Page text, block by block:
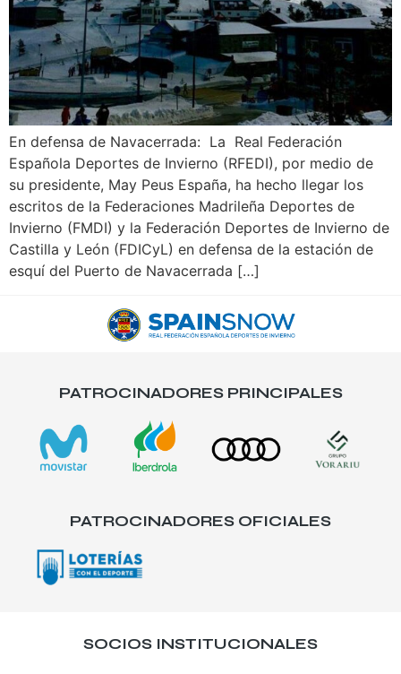
En defensa de Navacerrada: La Real Federación
Española Deportes de Invierno (RFEDI), por medio de
su presidente, May Peus España, ha hecho llegar los
escritos de la Federaciones Madrileña Deportes de
Invierno (FMDI) y la Federación Deportes de Invierno de
Castilla y León (FDICyL) en defensa de la estación de
esquí del Puerto de Navacerrada […]
PATROCINADORES PRINCIPALES
PATROCINADORES OFICIALES
SOCIOS INSTITUCIONALES